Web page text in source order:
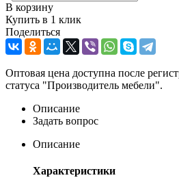
В корзину
Купить в 1 клик
Поделиться
Оптовая цена доступна после
статуса "Производитель мебели".
Описание
Задать вопрос
Описание
Характеристики